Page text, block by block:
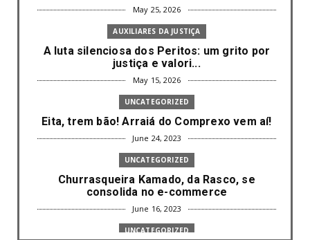
May 25, 2026
AUXILIARES DA JUSTIÇA
A luta silenciosa dos Peritos: um grito por
justiça e valori...
May 15, 2026
UNCATEGORIZED
Eita, trem bão! Arraiá do Comprexo vem aí!
June 24, 2023
UNCATEGORIZED
Churrasqueira Kamado, da Rasco, se
consolida no e-commerce
June 16, 2023
UNCATEGORIZED